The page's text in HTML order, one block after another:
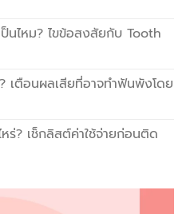
ไหม? ไขข้อสงสัยกับ Tooth
เตือนผลเสียที่อาจทำฟันพังโดย
ร่? เช็กลิสต์ค่าใช้จ่ายก่อนติด